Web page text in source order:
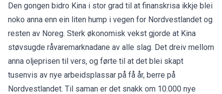
Den gongen bidro Kina i stor grad til at finanskrisa ikkje blei
noko anna enn ein liten hump i vegen for Nordvestlandet og
resten av Noreg. Sterk økonomisk vekst gjorde at Kina
støvsugde råvaremarknadane av alle slag. Det dreiv mellom
anna oljeprisen til vers, og førte til at det blei skapt
tusenvis av nye arbeidsplassar på få år, berre på
Nordvestlandet. Til saman er det snakk om 10.000 nye